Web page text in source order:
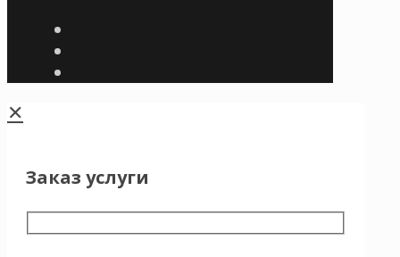
✕
Заказ услуги